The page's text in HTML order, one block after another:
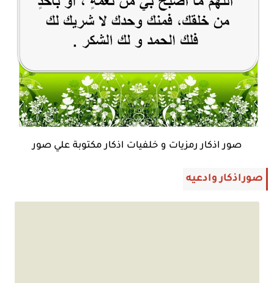
صور اذكار رمزيات و خلفيات اذكار مكتوبة علي صور
صوراذكار وادعيه